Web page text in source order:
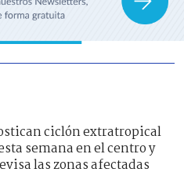
ciclón extratropical
semana en el centro y
las zonas afectadas